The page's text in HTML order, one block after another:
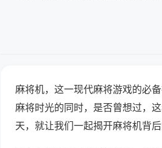
麻将机，这一现代麻将游戏的必
麻将时光的同时，是否曾想过，
天，就让我们一起揭开麻将机背